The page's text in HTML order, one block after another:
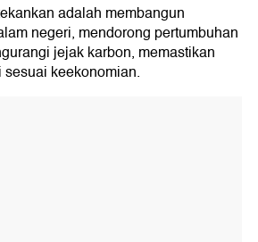
adalah membangun
negeri, mendorong pertumbuhan
jejak karbon, memastikan
keekonomian.